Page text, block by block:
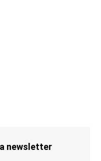
newsletter